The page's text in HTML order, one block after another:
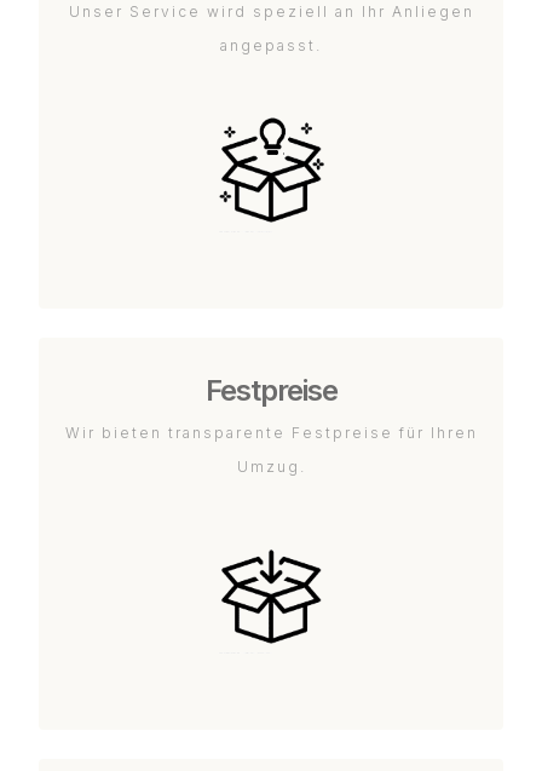
Unser Service wird speziell an Ihr Anliegen
angepasst.
Festpreise
Wir bieten transparente Festpreise für Ihren
Umzug.